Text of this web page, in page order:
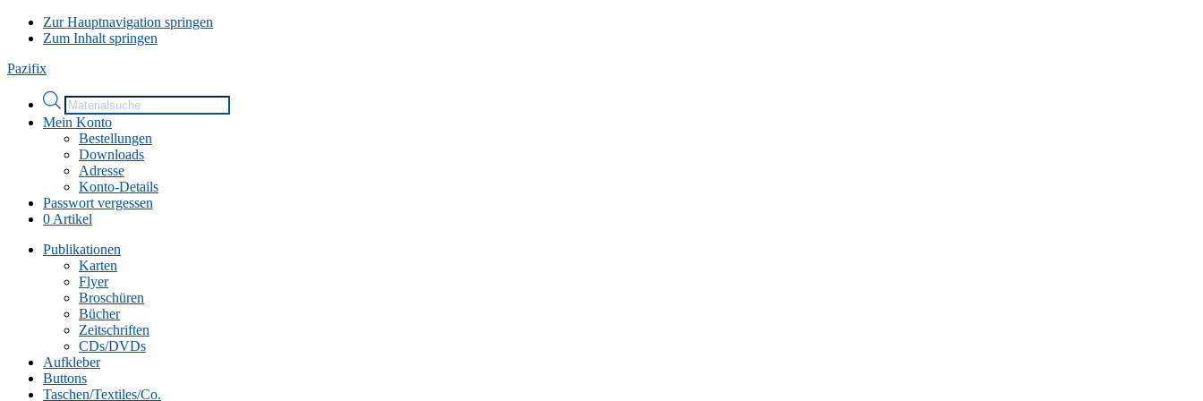
Zur Hauptnavigation springen
Zum Inhalt springen
Pazifix
Products
search
Mein Konto
Bestellungen
Downloads
Adresse
Konto-Details
Passwort vergessen
0 Artikel
Publikationen
Karten
Flyer
Broschüren
Bücher
Zeitschriften
CDs/DVDs
Aufkleber
Buttons
Taschen/Textiles/Co.